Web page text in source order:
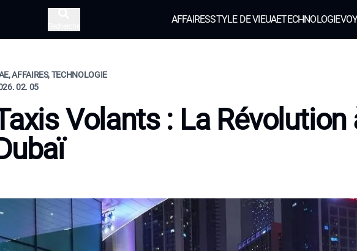
AFFAIRESSTYLE DE VIEUAETECHNOLOGIE
AFFAIRES, TECHNOLOGIE
02. 05
Volants : La Révolution